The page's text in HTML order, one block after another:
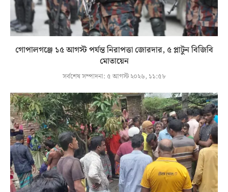
গোপালগঞ্জে ১৫ আগস্ট পর্যন্ত নিরাপত্তা জোরদার, ৫ প্লাটুন বিজিবি
মোতায়েন
সর্বশেষ সম্পাদনা: ৫ আগস্ট ২০২৬, ১১:৫৮